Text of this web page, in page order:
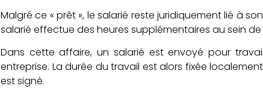
Malgré ce « prêt », le salarié reste juridiquement lié à
salarié effectue des heures supplémentaires au sein de
Dans cette affaire, un salarié est envoyé pour
entreprise. La durée du travail est alors fixée
est signé.